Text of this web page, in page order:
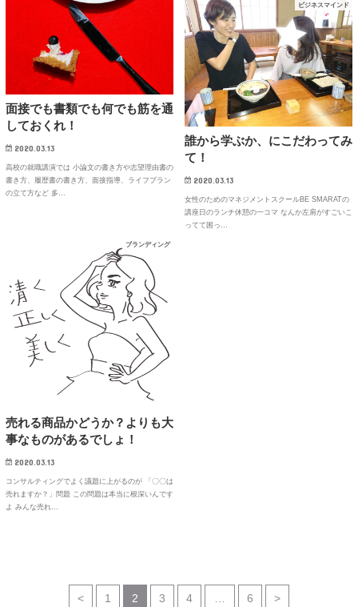
面接でも書類でも何でも筋を通
しておくれ！
2020.03.13
高校の就職講演では 小論文の書き方や志望理由書の
書き方、履歴書の書き方、面接指導、ライフプラン
の立て方など 多…
ビジネスマインド
誰から学ぶか、にこだわってみ
て！
2020.03.13
女性のためのマネジメントスクールBE SMARATの
講座日のランチ休憩の一コマ なんか左肩がすごいこ
ってて困っ…
ブランディング
売れる商品かどうか？よりも大
事なものがあるでしょ！
2020.03.13
コンサルティングでよく議題に上がるのが 「〇〇は
売れますか？」問題 この問題は本当に根深いんです
よ みんな売れ…
< 1 2 3 4 6 >